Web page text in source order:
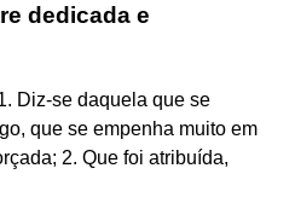
dedicada e
Diz-se daquela que se
que se empenha muito em
2. Que foi atribuída,